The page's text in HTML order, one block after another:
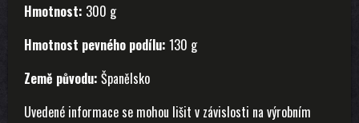
Hmotnost: 300 g
Hmotnost pevného podílu: 130 g
Země původu: Španělsko
Uvedené informace se mohou lišit v závislosti na výrobním